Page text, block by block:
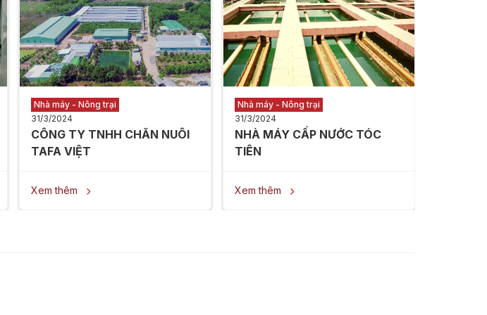
Nhà máy - Nông trại
31/3/2024
CÔNG TY TNHH CHĂN NUÔI
TAFA VIỆT
Xem thêm 
Nhà máy - Nông trại
31/3/2024
NHÀ MÁY CẤP NƯỚC TÓC
TIÊN ​
Xem thêm 